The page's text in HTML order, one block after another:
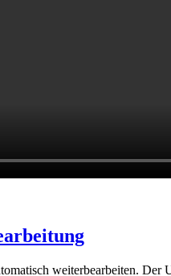
weiterbearbeiten.